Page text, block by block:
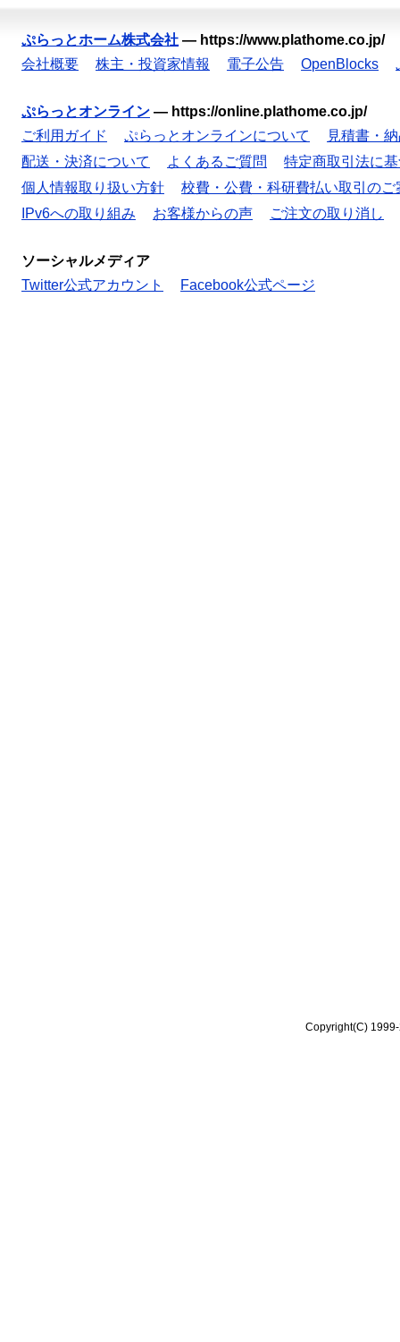
ぷらっとホーム株式会社 — https://www.plathome.co.jp/
会社概要
株主・投資家情報 電子公告 OpenBlocks
ぷらっとオンライン — https://online.plathome.co.jp/
ご利用ガイド
ぷらっとオンラインについて
見積書・
配送・決済について
よくあるご質問
特定商取引法に
個人情報取り扱い方針
校費・公費・科研費払い取引のご
IPv6への取り組み
お客様からの声 ご注文の取り消し
ソーシャルメディア
Twitter公式アカウント
Facebook公式ページ
Copyright(C)